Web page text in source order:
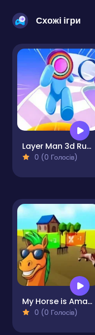
Схожі ігри
Layer Man 3d Run Collect
0 (0 Голосів)
My Horse is Amazing
0 (0 Голосів)